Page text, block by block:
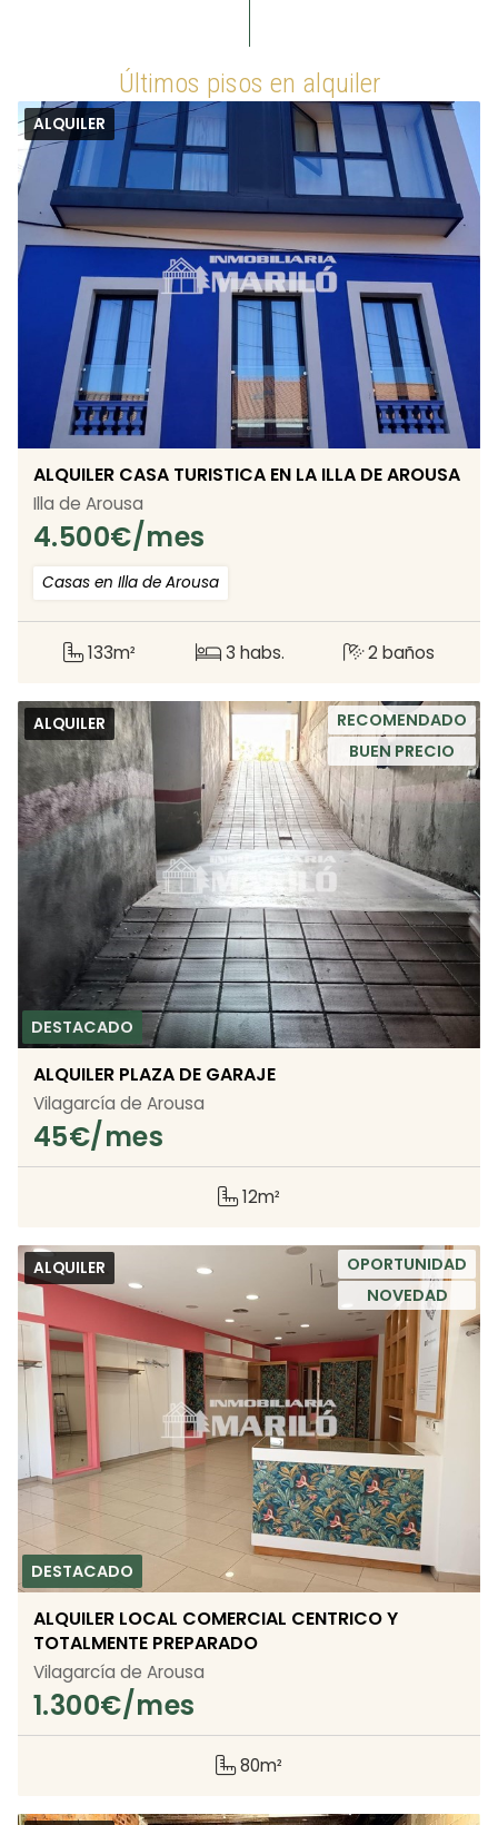
Últimos pisos en alquiler
ALQUILER
ALQUILER CASA TURISTICA EN LA ILLA DE AROUSA
4.500€/mes
133m² 3 habs. 2 baños
Illa de Arousa
Casas en Illa de Arousa
RECOMENDADO
BUEN PRECIO
ALQUILER
ALQUILER PLAZA DE GARAJE
45€/mes
12m²
Vilagarcía de Arousa
OPORTUNIDAD
NOVEDAD
ALQUILER
ALQUILER LOCAL COMERCIAL CENTRICO Y
TOTALMENTE PREPARADO
1.300€/mes
80m²
Vilagarcía de Arousa